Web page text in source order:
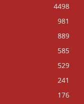
4498
981
889
585
529
241
176